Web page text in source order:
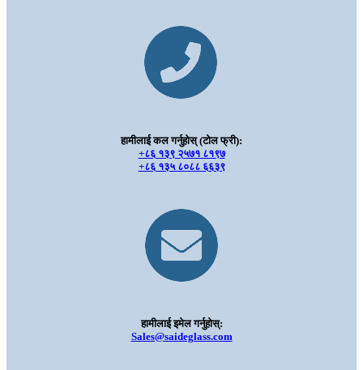
हामीलाई कल गर्नुहोस् (टोल फ्री):
+८६ १३९ २५७१ ८१९७
+८६ १३५ ८०८८ ६६३९
हामीलाई इमेल गर्नुहोस्:
Sales@saideglass.com